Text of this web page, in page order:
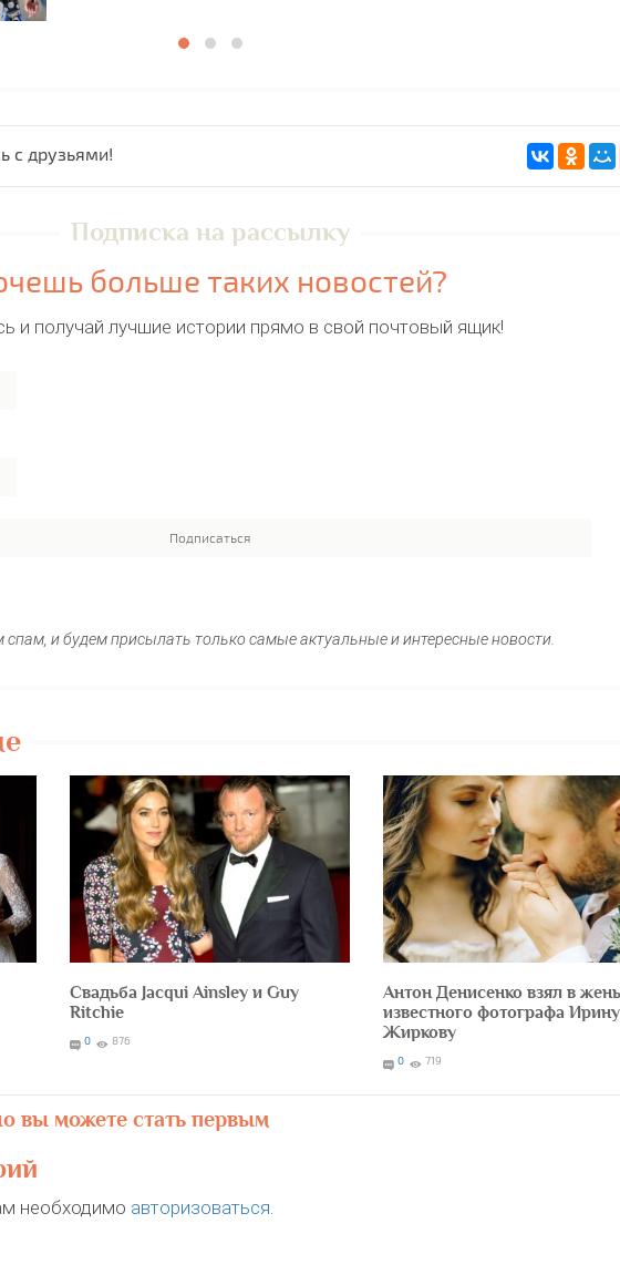
с друзьями!
Подписка на рассылку
больше таких новостей?
и получай лучшие истории прямо в свой почтовый ящик!
и будем присылать только самые актуальные и интересные новости.
Свадьба Jacqui Ainsley и Guy
Ritchie
0 876
Антон Денисенко взял в
известного фотографа Ирину
Жиркову
0 719
вы можете стать первым
необходимо авторизоваться.